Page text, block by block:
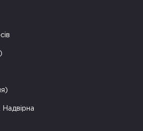
Надвірна